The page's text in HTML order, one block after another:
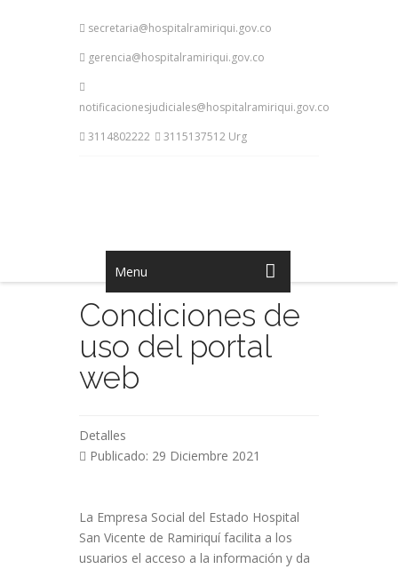
secretaria@hospitalramiriqui.gov.co
gerencia@hospitalramiriqui.gov.co
notificacionesjudiciales@hospitalramiriqui.gov.co
3114802222
3115137512 Urg
Menu
Condiciones de
uso del portal
web
Detalles
Publicado: 29 Diciembre 2021
La Empresa Social del Estado Hospital
San Vicente de Ramiriquí facilita a los
usuarios el acceso a la información y da